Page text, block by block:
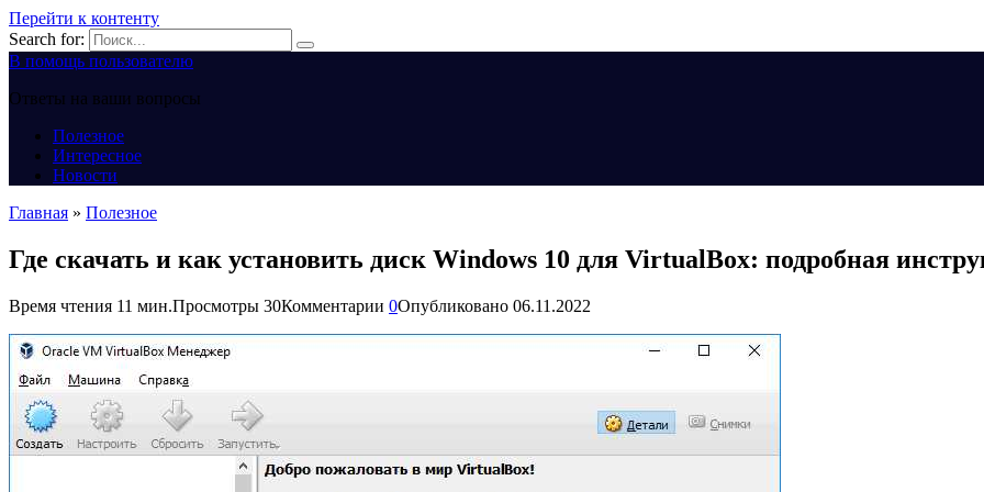
Перейти к контенту
Search for:
В помощь пользователю
Ответы на ваши вопросы
Полезное
Интересное
Новости
Главная » Полезное
Где скачать и как установить диск Windows 10 для VirtualBox: подробная
Время чтения 11 мин.Просмотры 30Комментарии 0Опубликовано 06.11.2022